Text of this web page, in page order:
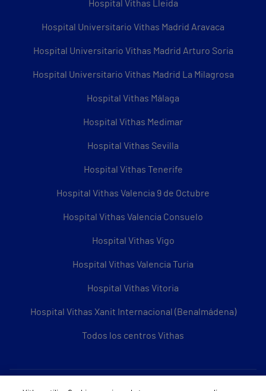
Hospital Vithas Lleida
Hospital Universitario Vithas Madrid Aravaca
Hospital Universitario Vithas Madrid Arturo Soria
Hospital Universitario Vithas Madrid La Milagrosa
Hospital Vithas Málaga
Hospital Vithas Medimar
Hospital Vithas Sevilla
Hospital Vithas Tenerife
Hospital Vithas Valencia 9 de Octubre
Hospital Vithas Valencia Consuelo
Hospital Vithas Vigo
Hospital Vithas Valencia Turia
Hospital Vithas Vitoria
Hospital Vithas Xanit Internacional (Benalmádena)
Todos los centros Vithas